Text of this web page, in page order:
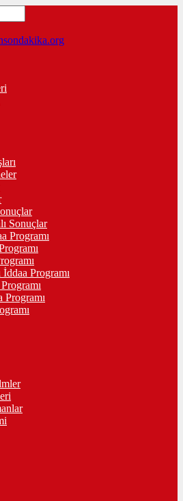
Sonuçlar
Programı
Programı